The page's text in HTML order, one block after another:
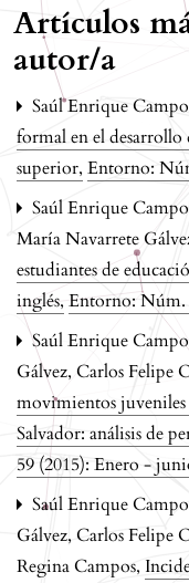
Artículos
autor/a
Saúl Enrique
formal en el desarrollo
superior, Entorno:
Saúl Enrique
María Navarrete
estudiantes de
inglés, Entorno: Núm.
Saúl Enrique
Gálvez, Carlos Felipe
movimientos
Salvador: análisis de
59 (2015): Enero -
Saúl Enrique
Gálvez, Carlos Felipe
Regina Campos,